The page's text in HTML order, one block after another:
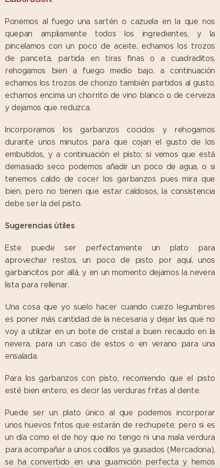
Ponemos al fuego una sartén o cazuela en la que nos
quepan ampliamente todos los ingredientes, y la
pincelamos con un poco de aceite, echamos los trozos
de panceta, partida en tiras finas o a cuadraditos,
rehogamos bien a fuego medio bajo, a continuación
echamos los trozos de chorizo también partidos al gusto,
echamos encima un chorrito de vino blanco o de cerveza
y dejamos que reduzca.
Incorporamos los garbanzos cocidos y rehogamos
durante unos minutos para que cojan el gusto de los
embutidos, y a continuación el pisto; si vemos que está
demasiado seco podemos añadir un poco de agua, o si
tenemos caldo de cocer los garbanzos pues mira que
bien, pero no tienen que estar caldosos, la consistencia
debe ser la del pisto.
Sugerencias útiles
Este puede ser perfectamente un plato para
aprovechar restos, un poco de pisto por aquí, unos
garbancitos por allá, y en un momento dejamos la nevera
lista para rellenar.
Una cosa que yo suelo hacer cuando cuezo legumbres
es poner más cantidad de la necesaria y dejar las que no
voy a utilizar en un bote de cristal a buen recaudo en la
nevera, para un caso de estos o en verano para una
ensalada.
Para los garbanzos con pisto, recomiendo que el pisto
esté bien entero, es decir las verduras fritas al dente.
Puede ser un plato único al que podemos incorporar
unos huevos fritos que estarán de rechupete; pero si es
un día como el de hoy que no tengo ni una mala verdura
para acompañar a unos codillos ya guisados (Mercadona),
se ha convertido en una guarnición perfecta y hemos